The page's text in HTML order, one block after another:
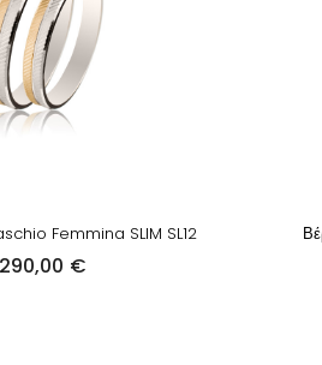
Femmina SLIM SL12
290,00 €